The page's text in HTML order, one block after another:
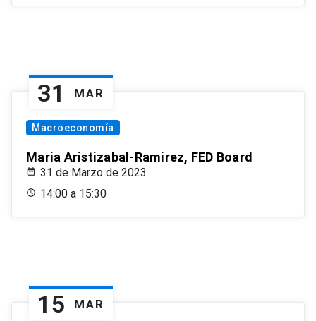
31 MAR
Macroeconomía
Maria Aristizabal-Ramirez, FED Board
31 de Marzo de 2023
14:00 a 15:30
15 MAR